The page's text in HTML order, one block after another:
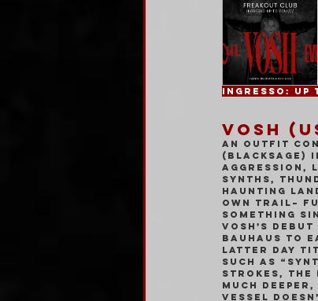
VOSH
An outfit
(Blacksage)
aggression,
synths,
haunting
own trail–
something
VOSH’s
Bauhaus to
latter day
such as
strokes, the
much
VESSEL